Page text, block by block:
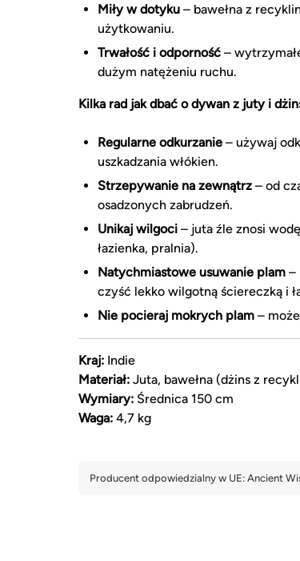
Miły w dotyku – bawełna z
użytkowaniu.
Trwałość i odporność –
dużym natężeniu ruchu.
Kilka rad jak dbać o dywan z juty i
Regularne odkurzanie – używaj
uszkadzania włókien.
Strzepywanie na zewnątrz – od
osadzonych zabrudzeń.
Unikaj wilgoci – juta źle znosi
łazienka, pralnia).
Natychmiastowe usuwanie plam –
czyść lekko wilgotną ściereczką i
Nie pocieraj mokrych plam –
Kraj: Indie
Materiał: Juta, bawełna (dżins z
Wymiary: Średnica 150 cm
Waga: 4,7 kg